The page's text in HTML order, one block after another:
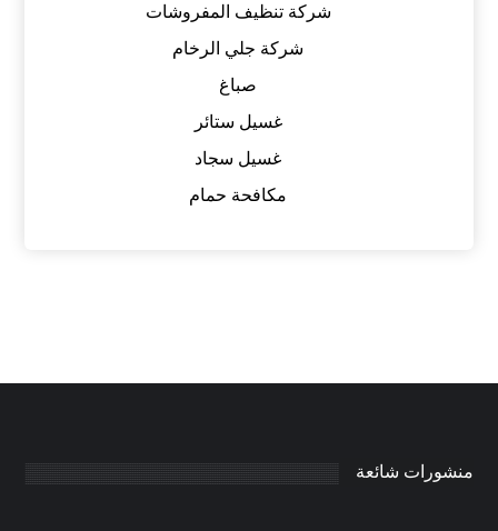
شركة تنظيف المفروشات
شركة جلي الرخام
صباغ
غسيل ستائر
غسيل سجاد
مكافحة حمام
منشورات شائعة